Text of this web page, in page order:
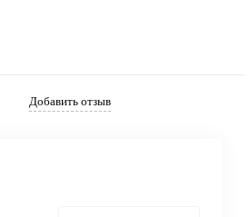
Добавить отзыв